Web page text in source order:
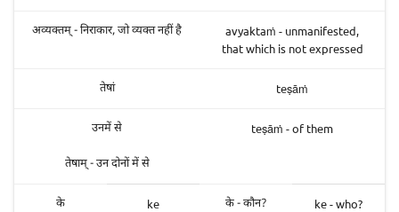
अव्यक्तम् - निराकार, जो व्यक्त नहीं है
avyaktaṁ - unmanifested,
that which is not expressed
तेषां teṣāṁ
उनमें से
तेषाम् - उन दोनों में से
teṣāṁ - of them
के ke के - कौन? ke - who?